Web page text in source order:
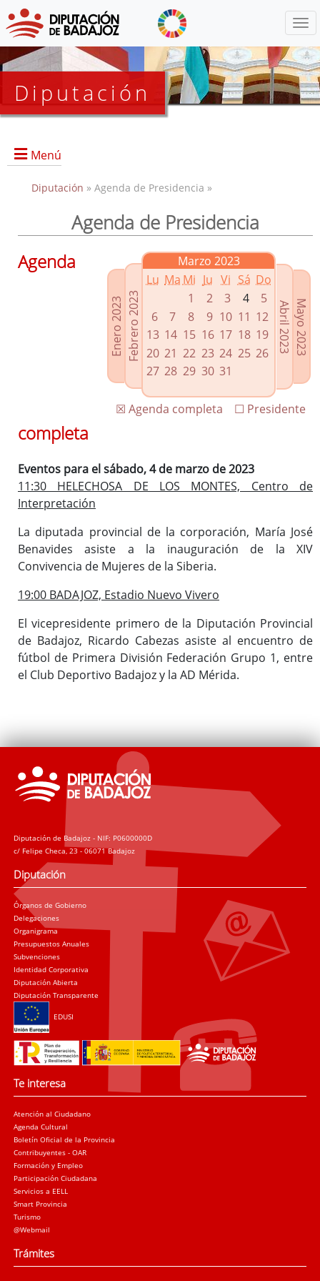
Diputación
Menú
Presidencia
Grupos Políticos
Enlaces relacionados
Agenda de Presidencia
Plenos provinciales y Juntas de gobierno
Oficina de Proyectos Europeos
Diputación » Agenda de Presidencia »
Agenda de Presidencia
Enero 2023Febrero 2023
Marzo 2023
Lu Ma Mi Ju Vi Sá Do
1
2 3 4
5
6
7 8 9 10 11 12
13 14 15 16 17 18 19
20 21 22 23 24 25 26
27 28 29 30 31
Mayo 2023
Abril 2023
☐ Presidente
☒ Agenda completa
Agenda
completa
Eventos para el sábado, 4 de marzo de 2023
11:30 HELECHOSA DE LOS MONTES, Centro de
Interpretación
La diputada provincial de la corporación, María José
Benavides asiste a la inauguración de la XIV
Convivencia de Mujeres de la Siberia.
19:00 BADAJOZ, Estadio Nuevo Vivero
El vicepresidente primero de la Diputación Provincial
de Badajoz, Ricardo Cabezas asiste al encuentro de
fútbol de Primera División Federación Grupo 1, entre
el Club Deportivo Badajoz y la AD Mérida.
Diputación de Badajoz - NIF: P0600000D
c/ Felipe Checa, 23 - 06071 Badajoz
Diputación
Órganos de Gobierno
Delegaciones
Organigrama
Presupuestos Anuales
Subvenciones
Identidad Corporativa
Diputación Abierta
Diputación Transparente
EDUSI
Te interesa
Atención al Ciudadano
Agenda Cultural
Boletín Oficial de la Provincia
Contribuyentes - OAR
Formación y Empleo
Participación Ciudadana
Servicios a EELL
Smart Provincia
Turismo
@Webmail
Trámites